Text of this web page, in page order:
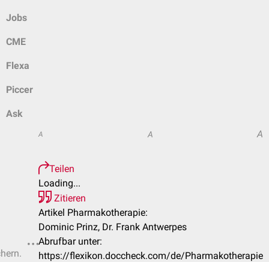
Jobs
CME
Flexa
Piccer
Ask
A A A
Teilen
Loading...
Zitieren
Artikel Pharmakotherapie:
Dominic Prinz, Dr. Frank Antwerpes
Abrufbar unter:
https://flexikon.doccheck.com/de/Pharmakotherapie